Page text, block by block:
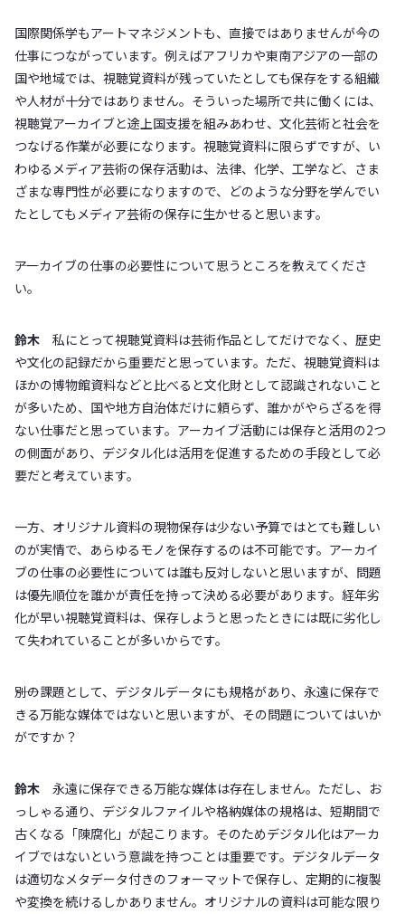
国際関係学もアートマネジメントも、直接ではありませんが今の
仕事につながっています。例えばアフリカや東南アジアの一部の
国や地域では、視聴覚資料が残っていたとしても保存をする組織
や人材が十分ではありません。そういった場所で共に働くには、
視聴覚アーカイブと途上国支援を組みあわせ、文化芸術と社会を
つなげる作業が必要になります。視聴覚資料に限らずですが、い
わゆるメディア芸術の保存活動は、法律、化学、工学など、さま
ざまな専門性が必要になりますので、どのような分野を学んでい
たとしてもメディア芸術の保存に生かせると思います。
――アーカイブの仕事の必要性について思うところを教えてくださ
い。
鈴木 私にとって視聴覚資料は芸術作品としてだけでなく、歴史
や文化の記録だから重要だと思っています。ただ、視聴覚資料は
ほかの博物館資料などと比べると文化財として認識されないこと
が多いため、国や地方自治体だけに頼らず、誰かがやらざるを得
ない仕事だと思っています。アーカイブ活動には保存と活用の2つ
の側面があり、デジタル化は活用を促進するための手段として必
要だと考えています。
一方、オリジナル資料の現物保存は少ない予算ではとても難しい
のが実情で、あらゆるモノを保存するのは不可能です。アーカイ
ブの仕事の必要性については誰も反対しないと思いますが、問題
は優先順位を誰かが責任を持って決める必要があります。経年劣
化が早い視聴覚資料は、保存しようと思ったときには既に劣化し
て失われていることが多いからです。
――別の課題として、デジタルデータにも規格があり、永遠に保存で
きる万能な媒体ではないと思いますが、その問題についてはいか
がですか？
鈴木 永遠に保存できる万能な媒体は存在しません。ただし、お
っしゃる通り、デジタルファイルや格納媒体の規格は、短期間で
古くなる「陳腐化」が起こります。そのためデジタル化はアーカ
イブではないという意識を持つことは重要です。デジタルデータ
は適切なメタデータ付きのフォーマットで保存し、定期的に複製
や変換を続けるしかありません。オリジナルの資料は可能な限り